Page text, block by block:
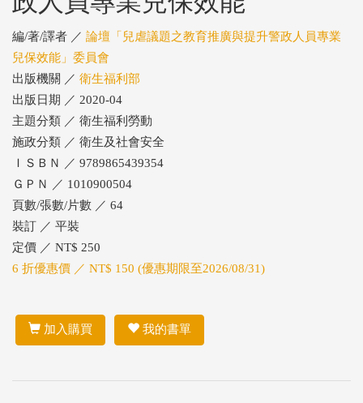
編/著/譯者 ／ 論壇「兒虐議題之教育推廣與提升警政人員專業
兒保效能」委員會
出版機關 ／ 衛生福利部
出版日期 ／ 2020-04
主題分類 ／ 衛生福利勞動
施政分類 ／ 衛生及社會安全
ＩＳＢＮ ／ 9789865439354
ＧＰＮ ／ 1010900504
頁數/張數/片數 ／ 64
裝訂 ／ 平裝
定價 ／ NT$ 250
6 折優惠價 ／ NT$ 150 (優惠期限至2026/08/31)
加入購買 我的書單